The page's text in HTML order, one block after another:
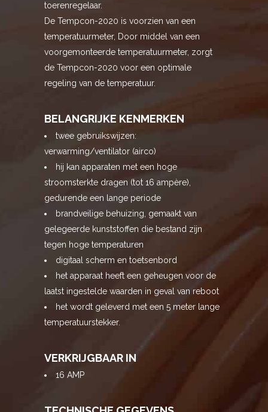
toerenregelaar.
De Tempcon-2020 is voorzien van een
temperatuurmeter, Door middel van een
voorgemonteerde temperatuurmeter, zorgt
de Tempcon-2020 voor een optimale
regeling van de temperatuur.
BELANGRIJKE KENMERKEN
twee gebruikswijzen:
verwarming/ventilator (airco)
hij kan apparaten met een hoge
stroomsterkte dragen (tot 16 ampère),
gedurende een lange periode
brandveilige behuizing, gemaakt van
gelegeerde kunststoffen die bestand zijn
tegen hoge temperaturen
digitaal scherm en toetsenbord
het apparaat heeft een geheugen voor de
laatst ingestelde waarden in geval van reboot
het wordt geleverd met een 5 meter lange
temperatuurstekker.
VERKRIJGBAAR IN
16 AMP